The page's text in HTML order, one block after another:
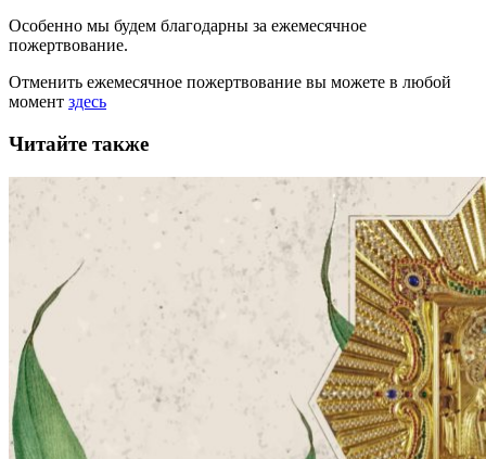
Особенно мы будем благодарны за ежемесячное
пожертвование.
Отменить ежемесячное пожертвование вы можете в любой
момент здесь
Читайте также